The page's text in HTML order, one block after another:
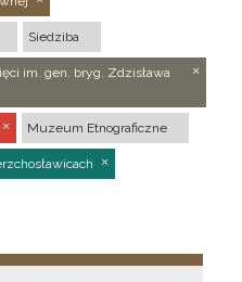
Siedziba
im. gen. bryg. Zdzisława
Muzeum Etnograficzne